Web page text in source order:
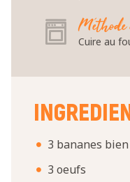
Méthode
Cuire au
3 bananes
3 oeufs